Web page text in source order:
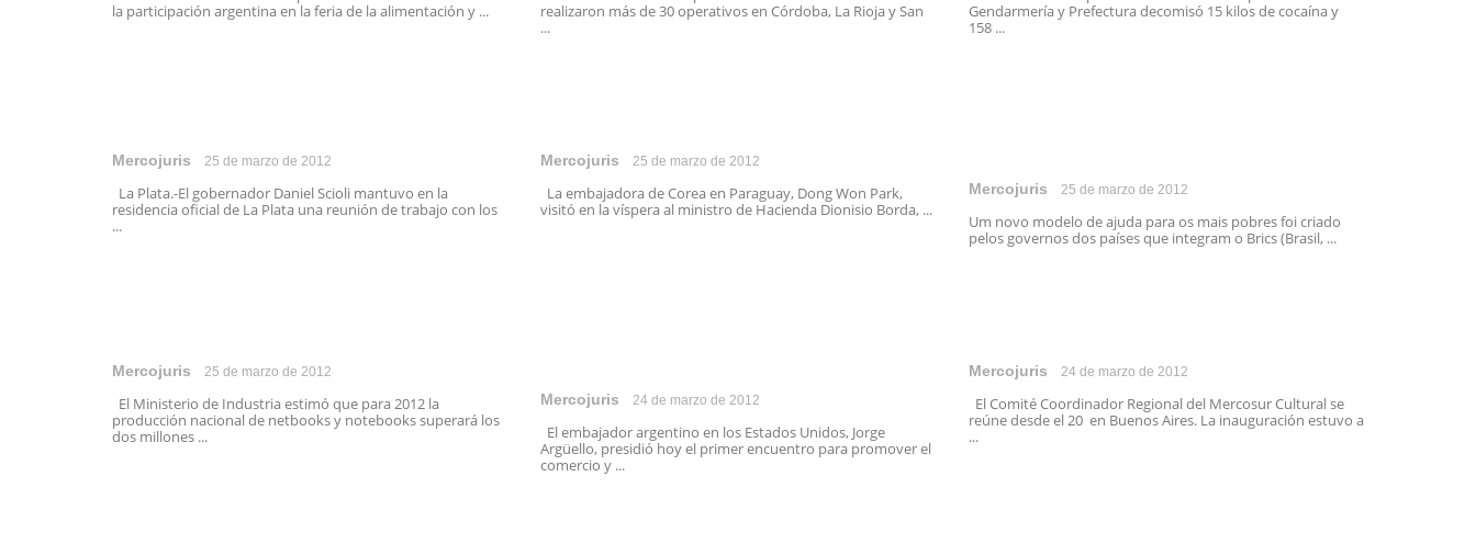
la participación argentina en la feria de la alimentación y ...
realizaron más de 30 operativos en Córdoba, La Rioja y San
...
Gendarmería y Prefectura decomisó 15 kilos de cocaína y
158 ...
Mercojuris 25 de marzo de 2012
La Plata.-El gobernador Daniel Scioli mantuvo en la
residencia oficial de La Plata una reunión de trabajo con los
...
Mercojuris 25 de marzo de 2012
La embajadora de Corea en Paraguay, Dong Won Park,
visitó en la víspera al ministro de Hacienda Dionisio Borda, ...
Mercojuris 25 de marzo de 2012
Um novo modelo de ajuda para os mais pobres foi criado
pelos governos dos países que integram o Brics (Brasil, ...
Mercojuris 25 de marzo de 2012
El Ministerio de Industria estimó que para 2012 la
producción nacional de netbooks y notebooks superará los
dos millones ...
Mercojuris 24 de marzo de 2012
El embajador argentino en los Estados Unidos, Jorge
Argüello, presidió hoy el primer encuentro para promover el
comercio y ...
Mercojuris 24 de marzo de 2012
El Comité Coordinador Regional del Mercosur Cultural se
reúne desde el 20 en Buenos Aires. La inauguración estuvo a
...